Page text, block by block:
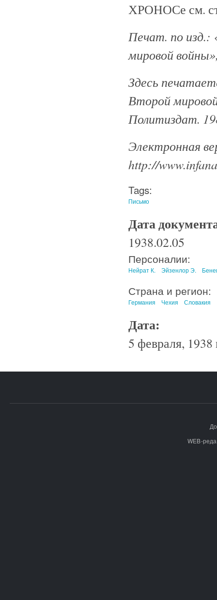
ХРОНОСе см.
Печат. по изд.:
мировой
Здесь
Второй
Политиздат.
Электронная
http://
Tags:
Письмо
Дата
1938.02.05
Персоналии:
Нейрат К. Эйзенлор Э.
Страна и регион:
Германия Чехия Словакия
Дата:
5 февраля, 1938
WEB-